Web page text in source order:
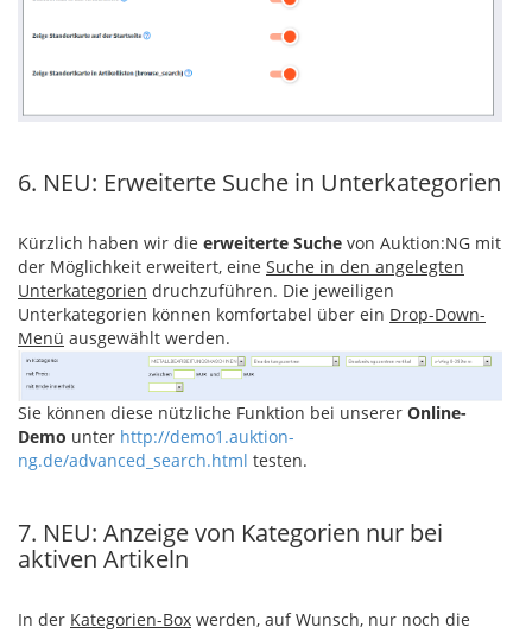
6. NEU: Erweiterte Suche in Unterkategorien
Kürzlich haben wir die erweiterte Suche von Auktion:NG mit
der Möglichkeit erweitert, eine Suche in den angelegten
Unterkategorien druchzuführen. Die jeweiligen
Unterkategorien können komfortabel über ein Drop-Down-
Menü ausgewählt werden.
Sie können diese nützliche Funktion bei unserer Online-
Demo unter http://demo1.auktion-
ng.de/advanced_search.html testen.
7. NEU: Anzeige von Kategorien nur bei
aktiven Artikeln
In der Kategorien-Box werden, auf Wunsch, nur noch die